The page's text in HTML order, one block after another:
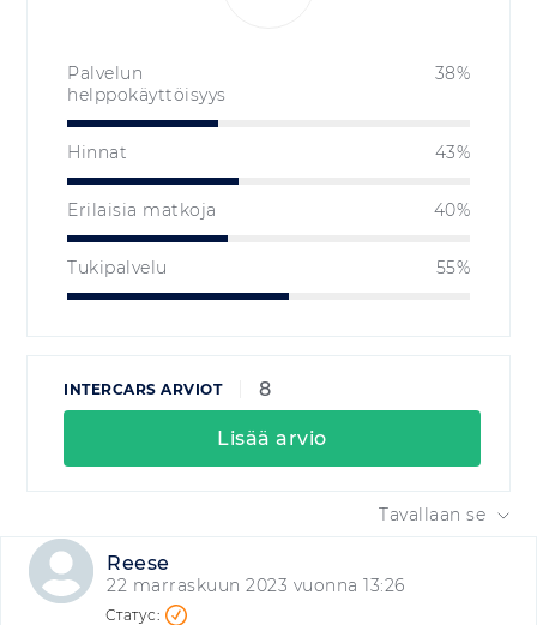
Palvelun
helppokäyttöisyys
38%
Hinnat 43%
Erilaisia matkoja 40%
Tukipalvelu 55%
INTERCARS ARVIOT 8
Lisää arvio
Tavallaan se
Reese
22 marraskuun 2023 vuonna 13:26